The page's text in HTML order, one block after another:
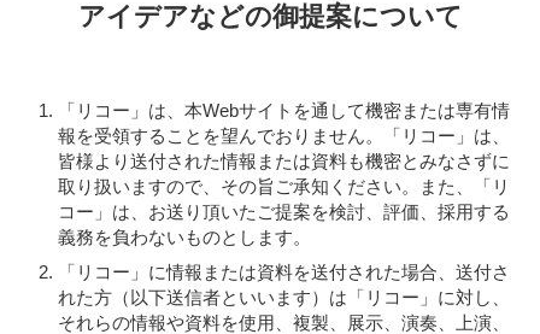
アイデアなどの御提案について
「リコー」は、本Webサイトを通して機密または専有情
報を受領することを望んでおりません。「リコー」は、
皆様より送付された情報または資料も機密とみなさずに
取り扱いますので、その旨ご承知ください。また、「リ
コー」は、お送り頂いたご提案を検討、評価、採用する
義務を負わないものとします。
「リコー」に情報または資料を送付された場合、送付さ
れた方（以下送信者といいます）は「リコー」に対し、
それらの情報や資料を使用、複製、展示、演奏、上演、